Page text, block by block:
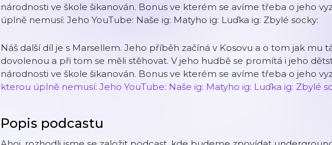
národnosti ve škole šikanován. Bonus ve kterém se avíme třeba o jeho
úplně nemusí: Jeho YouTube: Naše ig: Matyho ig: Luďka ig: Zbylé socky:
Náš další díl je s Marsellem. Jeho příběh začíná v Kosovu a o tom jak mu
dovolenou a při tom se měli stěhovat. V jeho hudbě se promítá i jeho
národnosti ve škole šikanován. Bonus ve kterém se avíme třeba o jeho
kterou úplně nemusí: Jeho YouTube: Naše ig: Matyho ig: Luďka ig: Zbylé
Popis podcastu